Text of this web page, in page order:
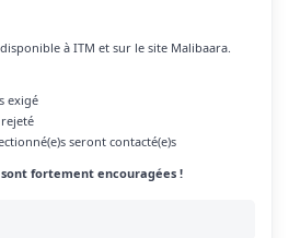
à ITM et sur le site Malibaara.
exigé
seront contacté(e)s
fortement encouragées !